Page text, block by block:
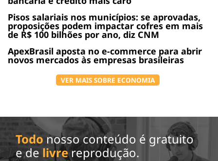
Pisos salariais nos municípios: se aprovadas,
proposições podem impactar cofres em mais
de R$ 100 bilhões por ano, diz CNM
ApexBrasil aposta no e-commerce para abrir
novos mercados às empresas brasileiras
VER MAIS SOBRE ECONOMIA
Todo nosso conteúdo é gratuito
e de livrereprodução.